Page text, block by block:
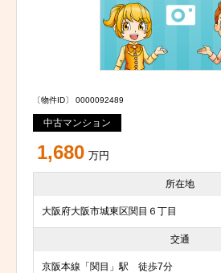
〔物件ID〕 0000092489
中古マンション
1,680 万円
所在地
大阪府大阪市城東区関目６丁目
交通
京阪本線「関目」駅 徒歩7分